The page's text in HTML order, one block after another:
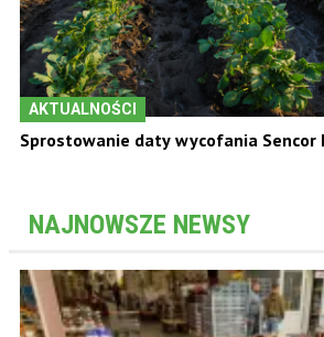
AKTUALNOŚCI
Sprostowanie daty wycofania Sencor
NAJNOWSZE NEWSY